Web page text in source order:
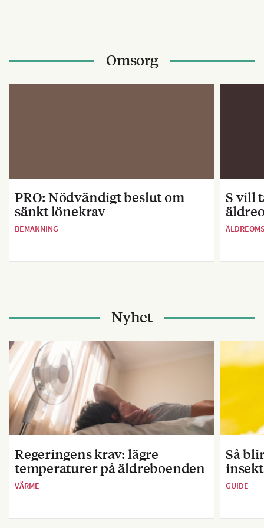
Omsorg
PRO: Nödvändigt beslut om
sänkt lönekrav
BEMANNING
S vill
Nyhet
Regeringens krav: lägre
temperaturer på äldreboenden
VÄRME
Så
GUIDE